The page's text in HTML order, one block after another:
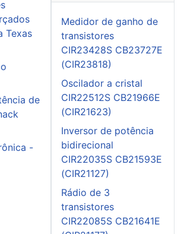
Texas
de
-
Medidor de ganho de
transistores
CIR23428S CB23727E
(CIR23818)
Oscilador a cristal
CIR22512S CB21966E
(CIR21623)
Inversor de potência
bidirecional
CIR22035S CB21593E
(CIR21127)
Rádio de 3
transistores
CIR22085S CB21641E